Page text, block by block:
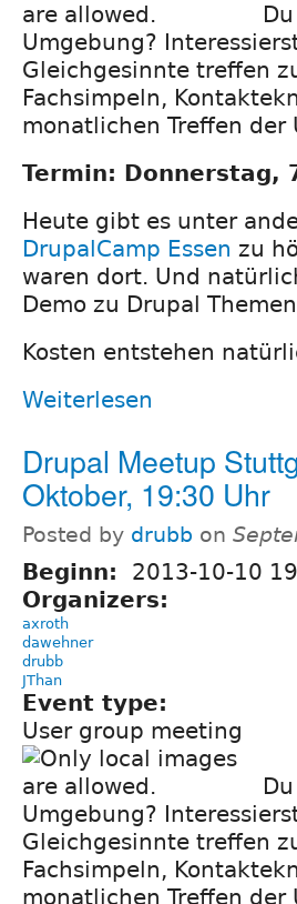
Umgebung?
Gleichgesinnte treffen
Fachsimpeln,
monatlichen Treffen
Termin: Donnerstag,
Heute gibt es unter
DrupalCamp Essen zu
waren dort. Und
Demo zu Drupal
Kosten entstehen
Weiterlesen
Drupal Meetup
Oktober, 19:30 Uhr
Posted by drubb on
Beginn:
2013-10-10
Organizers:
axroth
dawehner
drubb
JThan
Event type:
User group meeting
Umgebung?
Gleichgesinnte treffen
Fachsimpeln,
monatlichen Treffen